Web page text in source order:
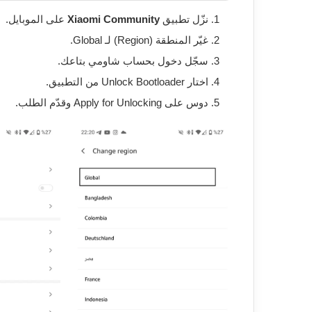
نزّل تطبيق Xiaomi Community على الموبايل.
غيّر المنطقة (Region) لـ Global.
سجّل دخول بحساب شاومي بتاعك.
اختار Unlock Bootloader من التطبيق.
دوس على Apply for Unlocking وقدّم الطلب.